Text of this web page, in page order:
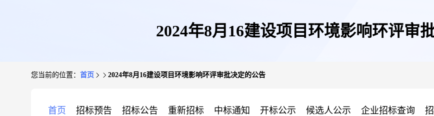
2024年8月16建设项目环境影响环评审
您当前的位置： 首页 2024年8月16建设项目环境影响环评审批决定的公告
首页 招标预告 招标公告 重新招标 中标通知 开标公示 候选人公示 企业招标查询